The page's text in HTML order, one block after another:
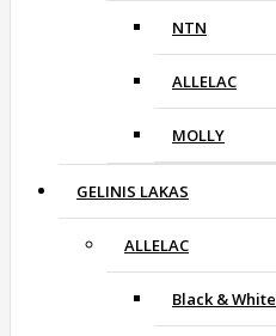
NTN
ALLELAC
MOLLY
GELINIS LAKAS
ALLELAC
Black & White